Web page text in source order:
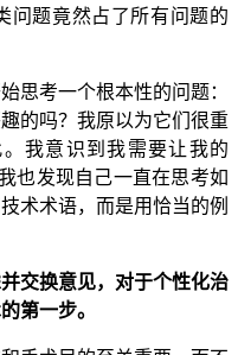
问题竟然占了所有问题的
思考一个根本性的问题：
的吗？我原以为它们很重
我意识到我需要让我的
也发现自己一直在思考如
术术语，而是用恰当的例
交换意见，对于个性化治
第一步。